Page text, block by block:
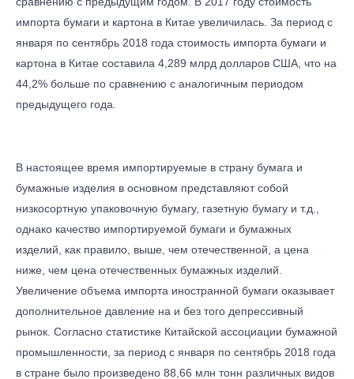
импорта бумаги и картона в Китае увеличилась. За период с
января по сентябрь 2018 года стоимость импорта бумаги и
картона в Китае составила 4,289 млрд долларов США, что на
44,2% больше по сравнению с аналогичным периодом
предыдущего года.
В настоящее время импортируемые в страну бумага и
бумажные изделия в основном представляют собой
низкосортную упаковочную бумагу, газетную бумагу и т.д.,
однако качество импортируемой бумаги и бумажных
изделий, как правило, выше, чем отечественной, а цена
ниже, чем цена отечественных бумажных изделий.
Увеличение объема импорта иностранной бумаги оказывает
дополнительное давление на и без того депрессивный
рынок. Согласно статистике Китайской ассоциации бумажной
промышленности, за период с января по сентябрь 2018 года
в стране было произведено 88,66 млн тонн различных видов